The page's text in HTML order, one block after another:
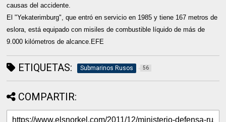
causas del accidente.
El "Yekaterimburg", que entró en servicio en 1985 y tiene 167 metros de
eslora, está equipado con misiles de combustible líquido de más de
9.000 kilómetros de alcance.EFE
ETIQUETAS: Submarinos Rusos 56
COMPARTIR: